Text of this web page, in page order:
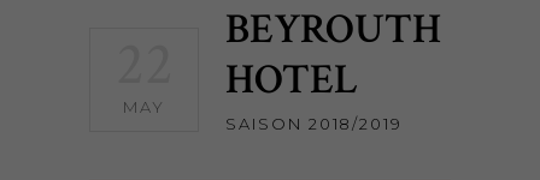
MAY
BEYROUTH
HOTEL
SAISON 2018/2019